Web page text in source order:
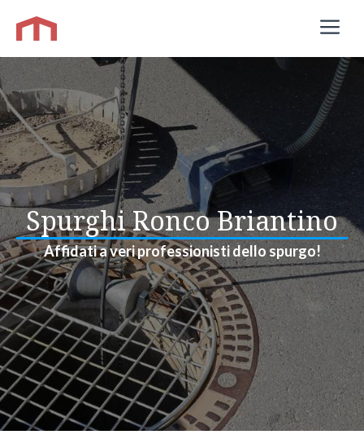
contenuto
Spurghi Ronco Briantino
Affidati a veri professionisti dello spurgo!